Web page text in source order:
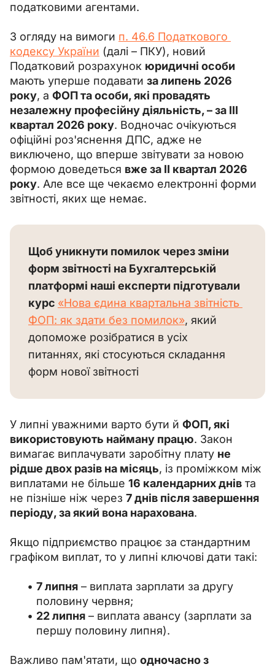
податковими агентами.
З огляду на вимоги п. 46.6 Податкового
кодексу України (далі – ПКУ), новий
Податковий розрахунок юридичні особи
мають уперше подавати за липень 2026
року, а ФОП та особи, які провадять
незалежну професійну діяльність, – за ІІІ
квартал 2026 року. Водночас очікуються
офіційні роз'яснення ДПС, адже не
виключено, що вперше звітувати за новою
формою доведеться вже за ІІ квартал 2026
року. Але все ще чекаємо електронні форми
звітності, яких ще немає.
Щоб уникнути помилок через зміни
форм звітності на Бухгалтерській
платформі наші експерти підготували
курс «Нова єдина квартальна звітність
ФОП: як здати без помилок», який
допоможе розібратися в усіх
питаннях, які стосуються складання
форм нової звітності
У липні уважними варто бути й ФОП, які
використовують найману працю. Закон
вимагає виплачувати заробітну плату не
рідше двох разів на місяць, із проміжком між
виплатами не більше 16 календарних днів та
не пізніше ніж через 7 днів після завершення
періоду, за який вона нарахована.
Якщо підприємство працює за стандартним
графіком виплат, то у липні ключові дати такі:
7 липня – виплата зарплати за другу
половину червня;
22 липня – виплата авансу (зарплати за
першу половину липня).
Важливо пам'ятати, що одночасно з